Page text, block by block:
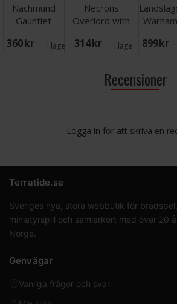
Nachmund
Gauntlet
Campaign
360 SEK I lager: 3
Necrons
Overlord with
Arrow
314 SEK I lager: 3899 SEK
Recensioner
Logga in för att skriva en
Terratide.se
Sveriges nya, stora webbutik för
miniatyrspill och samlarkort med över 20
Norge.
Genvägar
Vanliga frågor och svar